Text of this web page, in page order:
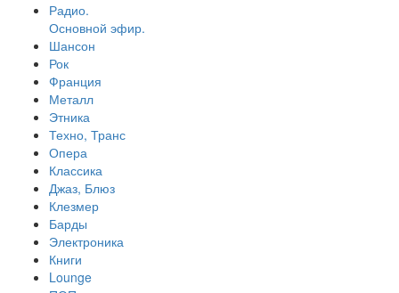
Радио.
Основной эфир.
Шансон
Рок
Франция
Металл
Этника
Техно, Транс
Опера
Классика
Джаз, Блюз
Клезмер
Барды
Электроника
Книги
Lounge